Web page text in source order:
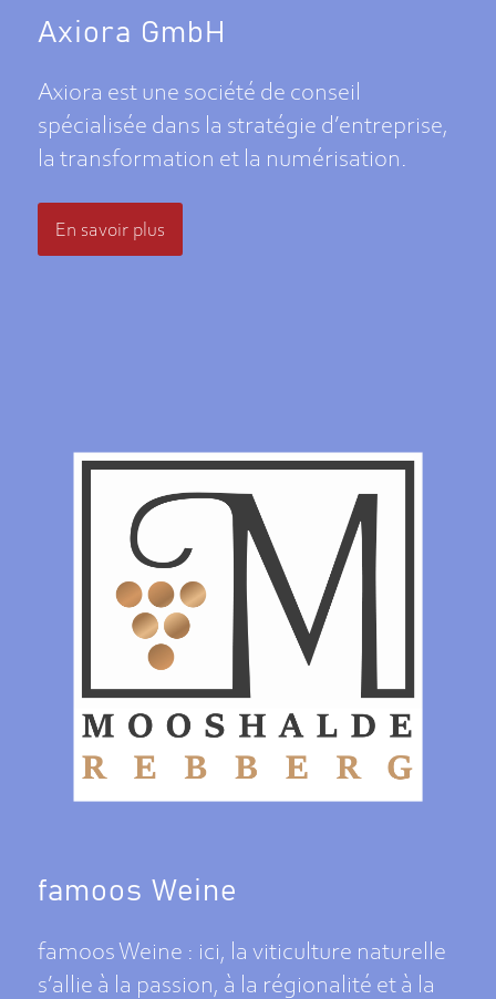
Axiora GmbH
Axiora est une société de conseil
spécialisée dans la stratégie d’entreprise,
la transformation et la numérisation.
En savoir plus
famoos Weine
famoos Weine : ici, la viticulture naturelle
s’allie à la passion, à la régionalité et à la